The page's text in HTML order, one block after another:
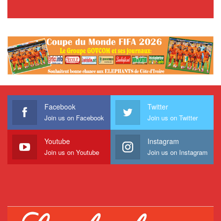
Facebook
Join us on Facebook
Twitter
Join us on Twitter
Youtube
Join us on Youtube
Instagram
Join us on Instagram